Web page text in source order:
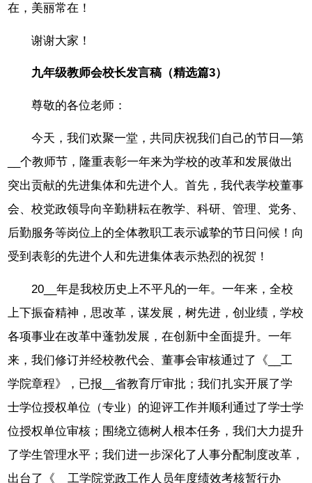
在，美丽常在！
谢谢大家！
九年级教师会校长发言稿（精选篇3）
尊敬的各位老师：
今天，我们欢聚一堂，共同庆祝我们自己的节日—第
__个教师节，隆重表彰一年来为学校的改革和发展做出
突出贡献的先进集体和先进个人。首先，我代表学校董事
会、校党政领导向辛勤耕耘在教学、科研、管理、党务、
后勤服务等岗位上的全体教职工表示诚挚的节日问候！向
受到表彰的先进个人和先进集体表示热烈的祝贺！
20__年是我校历史上不平凡的一年。一年来，全校
上下振奋精神，思改革，谋发展，树先进，创业绩，学校
各项事业在改革中蓬勃发展，在创新中全面提升。一年
来，我们修订并经校教代会、董事会审核通过了《__工
学院章程》，已报__省教育厅审批；我们扎实开展了学
士学位授权单位（专业）的迎评工作并顺利通过了学士学
位授权单位审核；围绕立德树人根本任务，我们大力提升
了学生管理水平；我们进一步深化了人事分配制度改革，
出台了《__工学院党政工作人员年度绩效考核暂行办